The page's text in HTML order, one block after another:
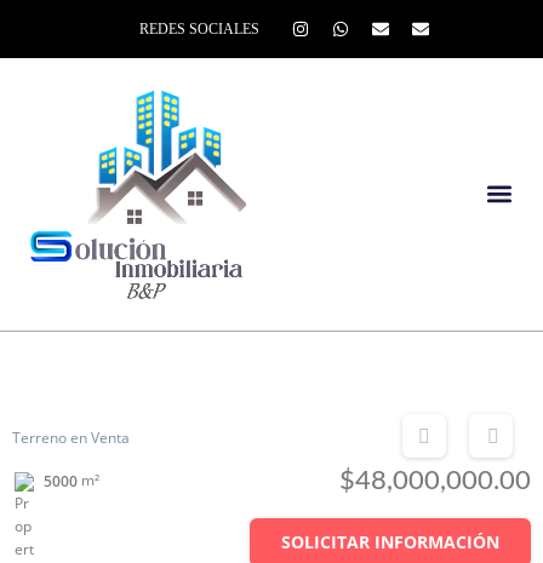
REDES SOCIALES
Terreno en Venta
5000 m² $48,000,000.00
SOLICITAR INFORMACIÓN